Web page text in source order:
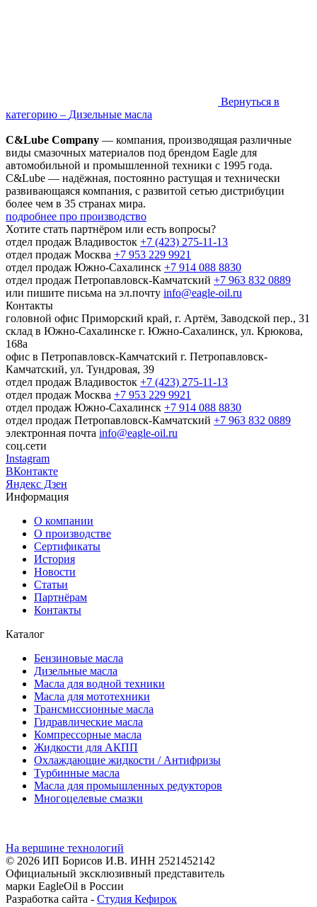
Вернуться в
категорию – Дизельные масла
C&Lube Company — компания, производящая различные
виды смазочных материалов под брендом Eagle для
автомобильной и промышленной техники с 1995 года.
C&Lube — надёжная, постоянно растущая и технически
развивающаяся компания, с развитой сетью дистрибуции
более чем в 35 странах мира.
подробнее про производство
Хотите стать партнёром или есть вопросы?
отдел продаж Владивосток +7 (423) 275-11-13
отдел продаж Москва +7 953 229 9921
отдел продаж Южно-Сахалинск +7 914 088 8830
отдел продаж Петропавловск-Камчатский +7 963 832 0889
или пишите письма на эл.почту info@eagle-oil.ru
Контакты
головной офис Приморский край, г. Артём, Заводской пер., 31
склад в Южно-Сахалинске г. Южно-Сахалинск, ул. Крюкова,
168а
офис в Петропавловск-Камчатский г. Петропавловск-
Камчатский, ул. Тундровая, 39
отдел продаж Владивосток +7 (423) 275-11-13
отдел продаж Москва +7 953 229 9921
отдел продаж Южно-Сахалинск +7 914 088 8830
отдел продаж Петропавловск-Камчатский +7 963 832 0889
электронная почта info@eagle-oil.ru
соц.сети
Instagram
ВКонтакте
Яндекс Дзен
Информация
О компании
О производстве
Сертификаты
История
Новости
Статьи
Партнёрам
Контакты
Каталог
Бензиновые масла
Дизельные масла
Масла для водной техники
Масла для мототехники
Трансмиссионные масла
Гидравлические масла
Компрессорные масла
Жидкости для АКПП
Охлаждающие жидкости / Антифризы
Турбинные масла
Масла для промышленных редукторов
Многоцелевые смазки
На вершине технологий
© 2026 ИП Борисов И.В. ИНН 2521452142
Официальный эксклюзивный представитель
марки EagleOil в России
Разработка сайта - Студия Кефирок